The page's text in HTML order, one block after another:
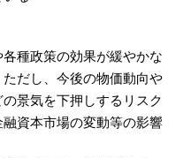
種政策の効果が緩やかな
だし、今後の物価動向や
景気を下押しするリスク
資本市場の変動等の影響